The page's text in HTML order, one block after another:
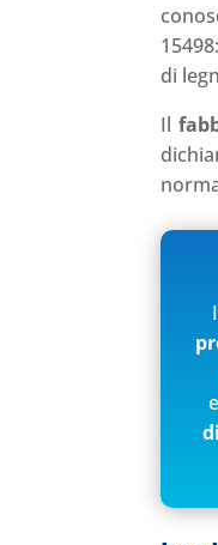
di
Il